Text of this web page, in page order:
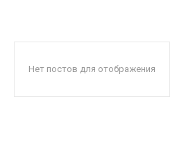
Нет постов для отображения